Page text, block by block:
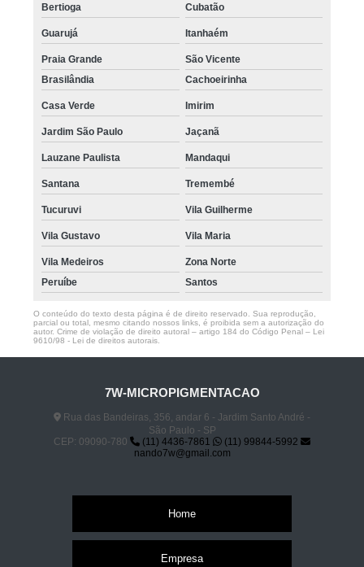
Bertioga
Cubatão
Guarujá Itanhaém
Praia Grande
São Vicente
Brasilândia
Cachoeirinha
Casa Verde Imirim
Jardim São Paulo Jaçanã
Lauzane Paulista Mandaqui
Santana Tremembé
Tucuruvi Vila Guilherme
Vila Gustavo Vila Maria
Vila Medeiros
Zona Norte
Peruíbe
Santos
O conteúdo do texto desta página é de direito reservado. Sua reprodução,
parcial ou total, mesmo citando nossos links, é proibida sem a autorização do
autor. Crime de violação de direito autoral – artigo 184 do Código Penal – Lei
9610/98 - Lei de direitos autorais
7W-MICROPIGMENTACAO
Rua das Bandeiras, 356, andar 6 - Jardim Santo André -
São Paulo - SP
CEP: 09090-780
(11) 4436-7861
(11) 99844-5992
nando7w@gmail.com
Home
Empresa